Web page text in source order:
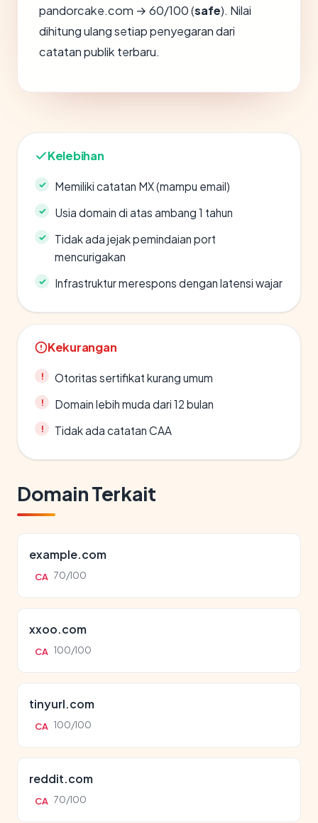
pandorcake.com → 60/100 (safe). Nilai
dihitung ulang setiap penyegaran dari
catatan publik terbaru.
Kelebihan
Memiliki catatan MX (mampu email)
Usia domain di atas ambang 1 tahun
Tidak ada jejak pemindaian port
mencurigakan
Infrastruktur merespons dengan latensi wajar
Kekurangan
Otoritas sertifikat kurang umum
Domain lebih muda dari 12 bulan
Tidak ada catatan CAA
Domain Terkait
example.com
CA 70/100
xxoo.com
CA 100/100
tinyurl.com
CA 100/100
reddit.com
CA 70/100